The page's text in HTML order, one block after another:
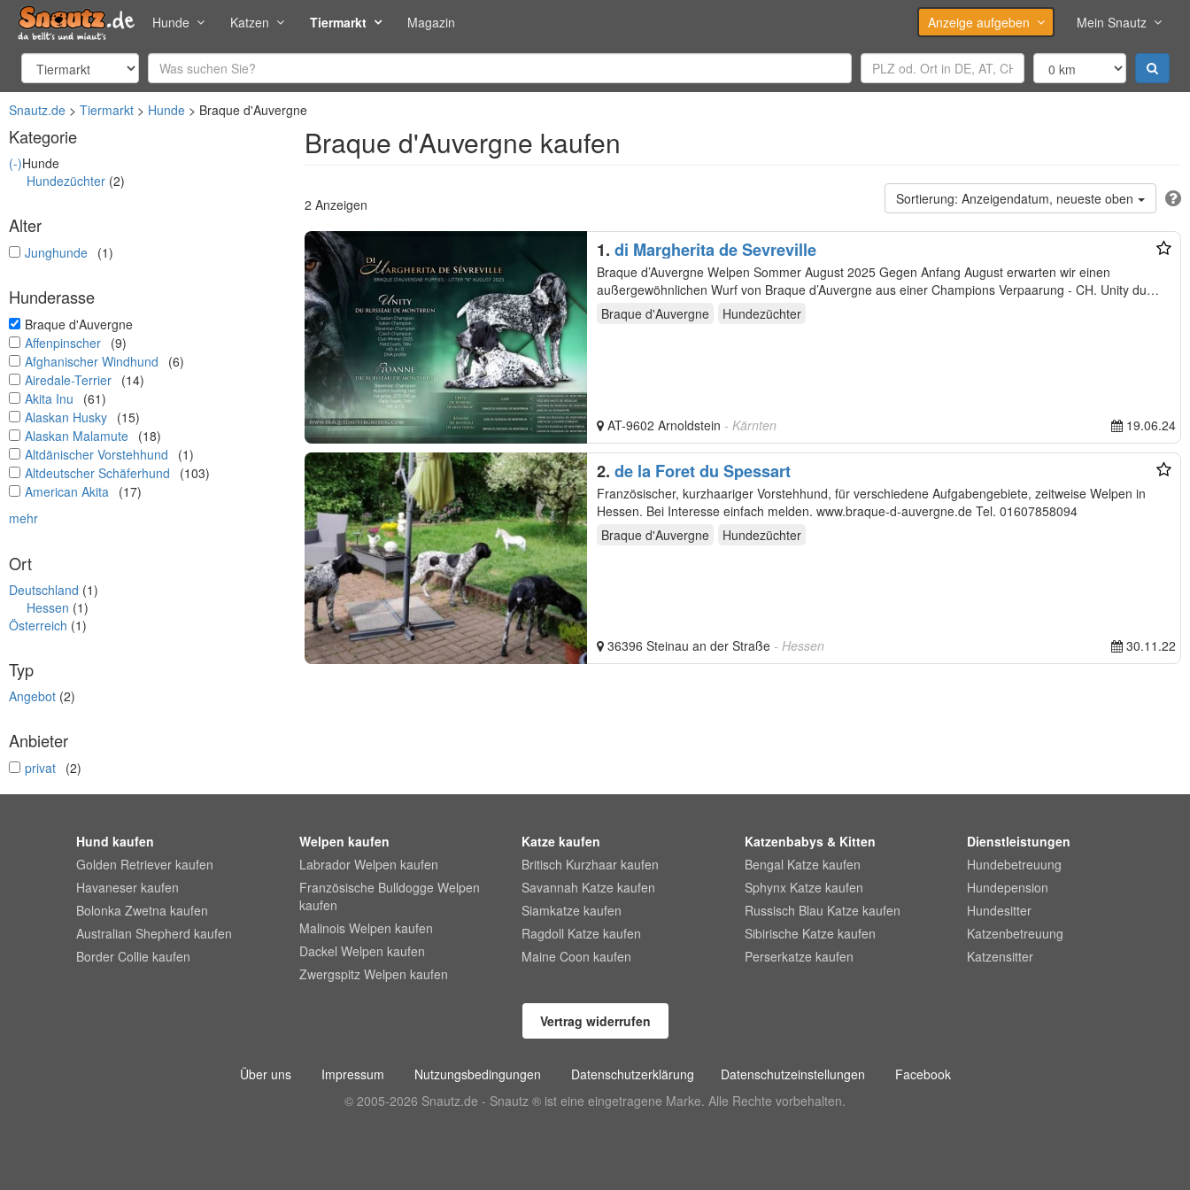
Hunde Katzen Tiermarkt Magazin Anzeige aufgeben Mein Snautz
Snautz.de Tiermarkt Hunde Braque d'Auvergne
Kategorie
(-)Hunde
Hundezüchter (2)
Alter
undefined
Junghunde (1)
Hunderasse
undefined
Braque d'Auvergne
undefined
Affenpinscher (9)
undefined
Afghanischer Windhund
(6)
undefined
Airedale-Terrier (14)
undefined
Akita Inu
(61)
undefined
Alaskan Husky (15)
undefined
Alaskan Malamute (18)
undefined
Altdänischer Vorstehhund
(1)
undefined
Altdeutscher Schäferhund
(103)
undefined
American Akita (17)
mehr
Ort
Deutschland (1)
Hessen (1)
Österreich (1)
Typ
Angebot (2)
Anbieter
undefined
privat (2)
Braque d'Auvergne kaufen
Anzeigendatum, neueste oben
2 Anzeigen
1. di Margherita de Sevreville
Braque d’Auvergne Welpen Sommer August 2025 Gegen Anfang August erwarten wir einen
außergewöhnlichen Wurf von Braque d’Auvergne aus einer Champions Verpaarung - CH. Unity du
Ruisseau de Montbrun (…
Braque d'Auvergne Hundezüchter
AT-9602 Arnoldstein - Kärnten 19.06.24
2. de la Foret du Spessart
Französischer, kurzhaariger Vorstehhund, für verschiedene Aufgabengebiete, zeitweise Welpen in
Hessen. Bei Interesse einfach melden. www.braque-d-auvergne.de Tel. 01607858094
Braque d'Auvergne
Hundezüchter
36396 Steinau an der Straße - Hessen 30.11.22
Hund kaufen
Golden Retriever kaufen
Havaneser kaufen
Bolonka Zwetna kaufen
Australian Shepherd kaufen
Border Collie kaufen
Welpen kaufen
Labrador Welpen kaufen
Französische Bulldogge Welpen
kaufen
Malinois Welpen kaufen
Dackel Welpen kaufen
Zwergspitz Welpen kaufen
Katze kaufen
Britisch Kurzhaar kaufen
Savannah Katze kaufen
Siamkatze kaufen
Ragdoll Katze kaufen
Maine Coon kaufen
Katzenbabys & Kitten
Bengal Katze kaufen
Sphynx Katze kaufen
Russisch Blau Katze kaufen
Sibirische Katze kaufen
Perserkatze kaufen
Dienstleistungen
Hundebetreuung
Hundepension
Hundesitter
Katzenbetreuung
Katzensitter
Vertrag widerrufen
Über uns Impressum Nutzungsbedingungen Datenschutzerklärung Datenschutzeinstellungen
Facebook
© 2005-2026 Snautz.de - Snautz ® ist eine eingetragene Marke. Alle Rechte vorbehalten.